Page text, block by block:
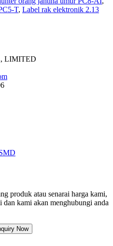
T, Label rak elektronik 2.13
LIMITED
produk atau senarai harga kami,
dan kami akan menghubungi anda